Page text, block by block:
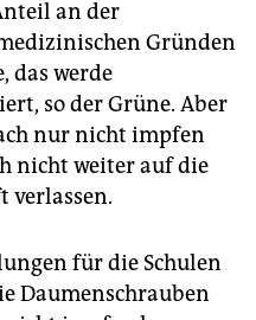
an der
Gründen
das werde
so der Grüne. Aber
nur nicht impfen
nicht weiter auf die
verlassen.
für die Schulen
Daumenschrauben